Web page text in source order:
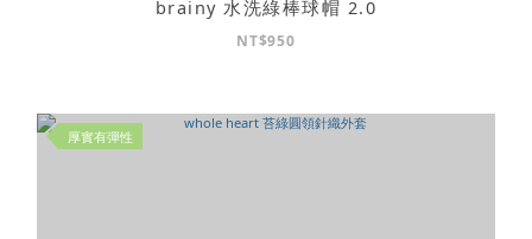
brainy 水洗綠棒球帽 2.0
NT$950
厚實有彈性